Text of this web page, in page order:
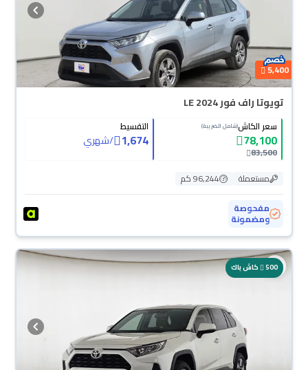
5,400
تويوتا راف فور LE 2024
سعر الكاش(شامل الضريبة)
78,100
83,500
التقسيط
1,674
/شهري
مستعملة
96,244 كم
مفحوصة
ومضمونة
500 كاش باك